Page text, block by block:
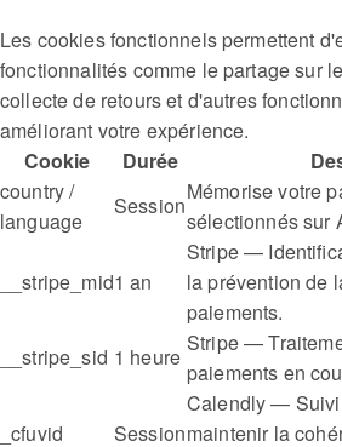
Les cookies fonctionnels permettent
fonctionnalités comme le partage sur
collecte de retours et d'autres
améliorant votre expérience.
Cookie
Durée
country /
language
Session
Mémorise votre
sélectionnés sur
__stripe_mid1 an
Stripe —
la prévention de
paiements.
__stripe_sid 1 heure
Stripe —
paiements en
_cfuvid Session
Calendly — Suivi
maintenir la